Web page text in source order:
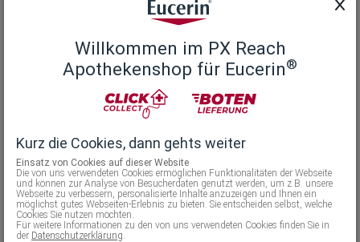
Entfernt überschüssigen Talg
Korrigiert Unreinheiten
Reduziert Pickelmale
Es enthält eine hohe Konzentration wirksamer
Inhaltsstoffe mit 2% Salicylsäure, AHA und PHA.
Anwendung
Inhaltsstoffe
Willkommen im PX Reach
Apothekenshop für Eucerin®
Kurz die Cookies, dann gehts weiter
Einsatz von Cookies auf dieser Website
Die von uns verwendeten Cookies ermöglichen Funktionalitäten der Webseite
und können zur Analyse von Besucherdaten genutzt werden, um z.B. unsere
Webseite zu verbessern, personalisierte Inhalte anzuzeigen und Ihnen ein
möglichst gutes Webseiten-Erlebnis zu bieten. Sie entscheiden selbst, welche
Cookies Sie nutzen möchten.
Für weitere Informationen zu den von uns verwendeten Cookies finden Sie in
der Datenschutzerklärung.